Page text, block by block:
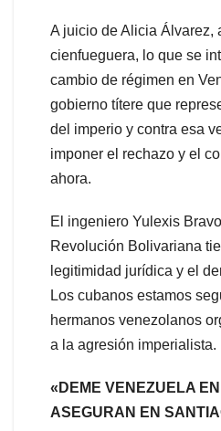
A juicio de Alicia Álvarez,
cienfueguera, lo que se
cambio de régimen en
gobierno títere que
del imperio y contra esa
imponer el rechazo y el
ahora.
El ingeniero Yulexis
Revolución Bolivariana
legitimidad jurídica y el
Los cubanos estamos
hermanos venezolanos
a la agresión imperialista.
«DEME VENEZUELA
ASEGURAN EN